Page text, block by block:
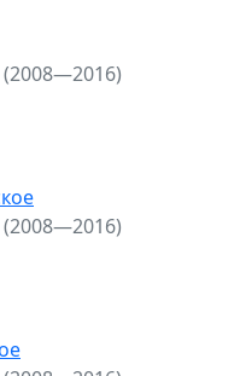
(2008—2016)
(2008—2016)